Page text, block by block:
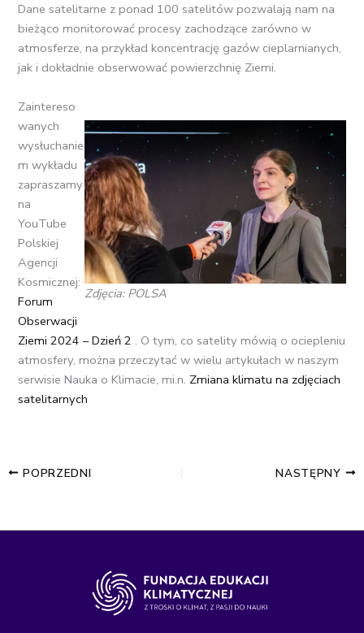
Dane satelitarne z ponad 100 satelitów pozwalają nam na
bieżąco monitorować procesy zachodzące zarówno w
atmosferze, na przykład koncentrację gazów cieplarnianych,
jak i dokładnie obserwować powierzchnię Ziemi.
Zdjęcia: POLSA
Zaintereso
wanych
wysłuchanie
m wykładu
zapraszamy
na
YouTube
Polskiej
Agencji
Kosmicznej:
Forum
Obserwacji
Ziemi 2024 – Dzień 2 . O tym, co satelity mówią o ociepleniu
atmosfery, można przeczytać w wielu artykułach w naszym
serwisie Nauka o Klimacie, mi.n. Zmiana klimatu na zdjęciach
satelitarnych
POPRZEDNI NASTĘPNY